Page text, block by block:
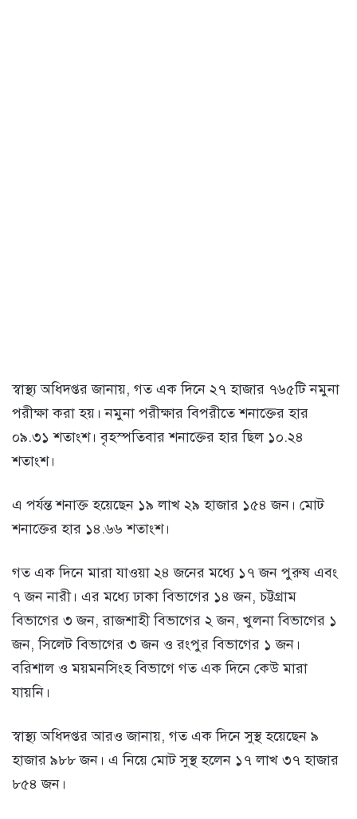
স্বাস্থ্য অধিদপ্তর জানায়, গত এক দিনে ২৭ হাজার ৭৬৫টি নমুনা
পরীক্ষা করা হয়। নমুনা পরীক্ষার বিপরীতে শনাক্তের হার
০৯.৩১ শতাংশ। বৃহস্পতিবার শনাক্তের হার ছিল ১০.২৪
শতাংশ।
এ পর্যন্ত শনাক্ত হয়েছেন ১৯ লাখ ২৯ হাজার ১৫৪ জন। মোট
শনাক্তের হার ১৪.৬৬ শতাংশ।
গত এক দিনে মারা যাওয়া ২৪ জনের মধ্যে ১৭ জন পুরুষ এবং
৭ জন নারী। এর মধ্যে ঢাকা বিভাগের ১৪ জন, চট্টগ্রাম
বিভাগের ৩ জন, রাজশাহী বিভাগের ২ জন, খুলনা বিভাগের ১
জন, সিলেট বিভাগের ৩ জন ও রংপুর বিভাগের ১ জন।
বরিশাল ও ময়মনসিংহ বিভাগে গত এক দিনে কেউ মারা
যায়নি।
স্বাস্থ্য অধিদপ্তর আরও জানায়, গত এক দিনে সুস্থ হয়েছেন ৯
হাজার ৯৮৮ জন। এ নিয়ে মোট সুস্থ হলেন ১৭ লাখ ৩৭ হাজার
৮৫৪ জন।